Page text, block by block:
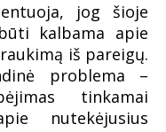
jog šioje
kalbama apie
iš pareigų.
problema –
tinkamai
nutekėjusius